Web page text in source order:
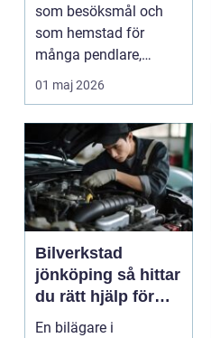
som besöksmål och
som hemstad för
många pendlare,
studenter och
företagare. En...
01 maj 2026
Bilverkstad
jönköping så hittar
du rätt hjälp för
bilen
En bilägare i